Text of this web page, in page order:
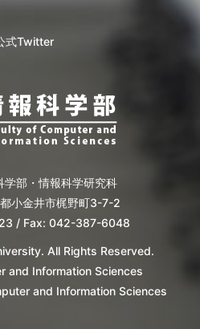
式Twitter
学部・情報科学研究科
小金井市梶野町3-7-2
/ Fax: 042-387-6048
All Rights Reserved.
and Information Sciences
and Information Sciences